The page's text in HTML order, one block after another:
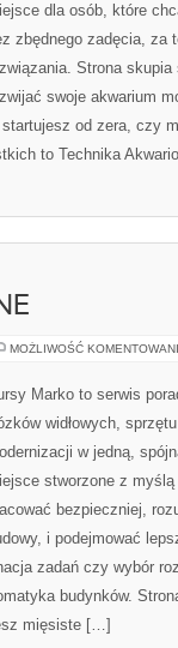
dla osób, które
zbędnego zadęcia, za
Strona
swoje akwarium
od zera, czy
to Technika
MOŻLIWOŚĆ
Marko to serwis
widłowych,
w jedną,
stworzone z
bezpieczniej,
i podejmować
zadań czy wybór
budynków.
mięsiste […]